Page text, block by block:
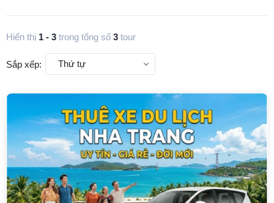
Hiển thị 1 - 3 trong tổng số 3 tour
Sắp xếp: Thứ tự